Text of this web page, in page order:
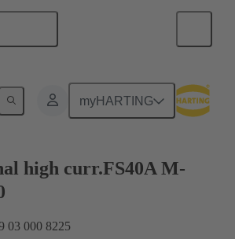
myHARTING
de placa madre a tarjeta hija
high curr.FS40A M-
03 000 8225